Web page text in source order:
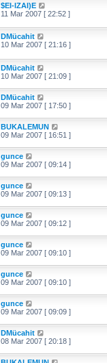
$EI-IZAI)E
11 Mar 2007 [ 22:52 ]
DMücahit
10 Mar 2007 [ 21:16 ]
DMücahit
10 Mar 2007 [ 21:09 ]
DMücahit
09 Mar 2007 [ 17:50 ]
BUKALEMUN
09 Mar 2007 [ 16:51 ]
gunce
09 Mar 2007 [ 09:14 ]
gunce
09 Mar 2007 [ 09:13 ]
gunce
09 Mar 2007 [ 09:12 ]
gunce
09 Mar 2007 [ 09:10 ]
gunce
09 Mar 2007 [ 09:10 ]
gunce
09 Mar 2007 [ 09:09 ]
DMücahit
08 Mar 2007 [ 20:18 ]